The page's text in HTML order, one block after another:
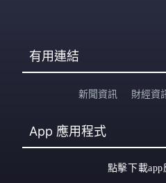
有用連結
新聞資訊 財經資
App 應用程式
點擊下載